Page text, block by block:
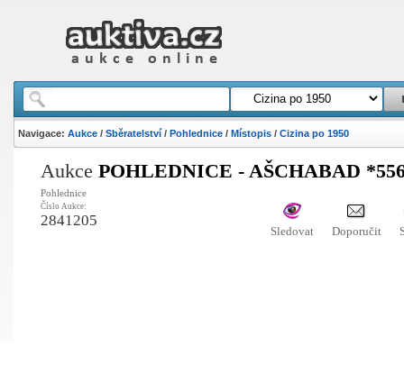
Navigace: Aukce/ Sběratelství/ Pohlednice/ Místopis/ Cizina po 1950
Aukce POHLEDNICE - AŠCHABAD
Pohlednice
Číslo Aukce:
2841205
Sledovat Doporučit